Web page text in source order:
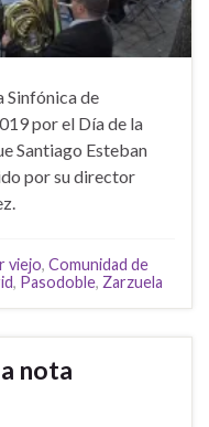
Sinfónica de
por el Día de la
Santiago Esteban
por su director
viejo, Comunidad de
, Pasodoble, Zarzuela
nota